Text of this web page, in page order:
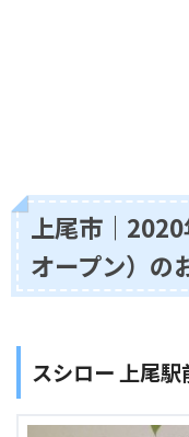
上尾市｜
オープン）の
スシロー 上尾駅